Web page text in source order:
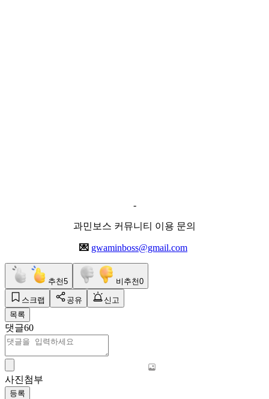
-
과민보스 커뮤니티 이용 문의
💌 gwaminboss@gmail.com
추천5 비추천0
스크랩 공유
신고
목록
댓글60
사진첨부
등록